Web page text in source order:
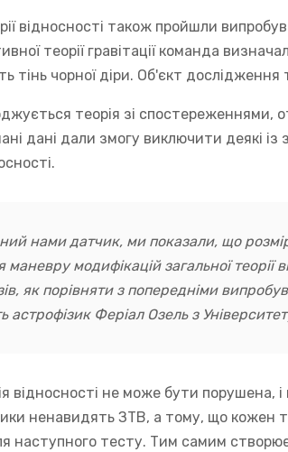
відносності також пройшли
теорії гравітації команда
тінь чорної діри. Об'єкт
теорія зі спостереженнями,
дані дали змогу виключити деякі із
нами датчик, ми показали, що розмір
модифікацій загальної теорії
як порівняти з попередніми
астрофізик Феріал Озель з
відносності не може бути порушена,
ненавидять ЗТВ, а тому, що кожен
наступного тесту. Тим самим